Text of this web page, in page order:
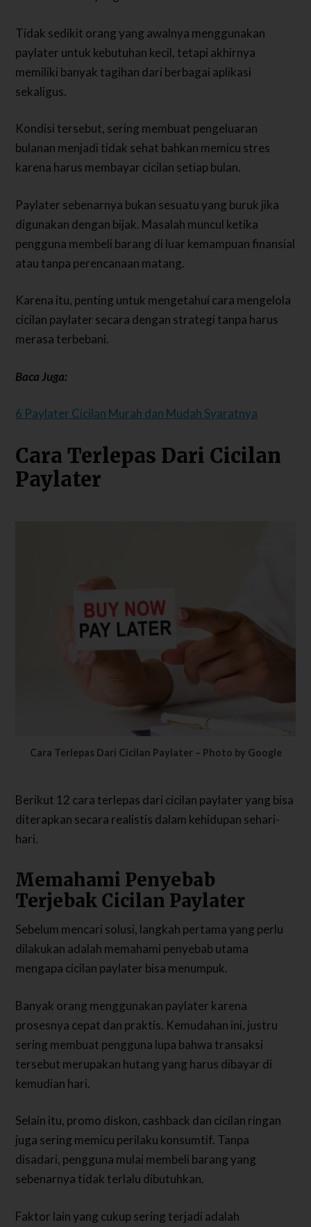
Tidak sedikit orang yang awalnya menggunakan
paylater untuk kebutuhan kecil, tetapi akhirnya
memiliki banyak tagihan dari berbagai aplikasi
sekaligus.
Kondisi tersebut, sering membuat pengeluaran
bulanan menjadi tidak sehat bahkan memicu stres
karena harus membayar cicilan setiap bulan.
Paylater sebenarnya bukan sesuatu yang buruk jika
digunakan dengan bijak. Masalah muncul ketika
pengguna membeli barang di luar kemampuan finansial
atau tanpa perencanaan matang.
Karena itu, penting untuk mengetahui cara mengelola
cicilan paylater secara dengan strategi tanpa harus
merasa terbebani.
Baca Juga:
6 Paylater Cicilan Murah dan Mudah Syaratnya
Cara Terlepas Dari Cicilan
Paylater
Cara Terlepas Dari Cicilan Paylater – Photo by Google
Berikut 12 cara terlepas dari cicilan paylater yang bisa
diterapkan secara realistis dalam kehidupan sehari-
hari.
Memahami Penyebab
Terjebak Cicilan Paylater
Sebelum mencari solusi, langkah pertama yang perlu
dilakukan adalah memahami penyebab utama
mengapa cicilan paylater bisa menumpuk.
Banyak orang menggunakan paylater karena
prosesnya cepat dan praktis. Kemudahan ini, justru
sering membuat pengguna lupa bahwa transaksi
tersebut merupakan hutang yang harus dibayar di
kemudian hari.
Selain itu, promo diskon, cashback dan cicilan ringan
juga sering memicu perilaku konsumtif. Tanpa
disadari, pengguna mulai membeli barang yang
sebenarnya tidak terlalu dibutuhkan.
Faktor lain yang cukup sering terjadi adalah